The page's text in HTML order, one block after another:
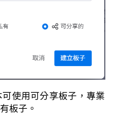
使用可分享板子，專業
板子。